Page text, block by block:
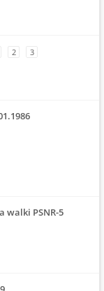
2 3
walki PSNR-5